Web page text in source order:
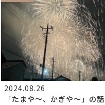
2024.08.26
「たまや～、かぎや～」の話